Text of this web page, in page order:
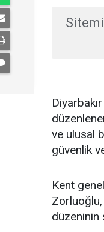
ve ulusal
güvenlik
Kent
Zorluoğlu,
düzeninin